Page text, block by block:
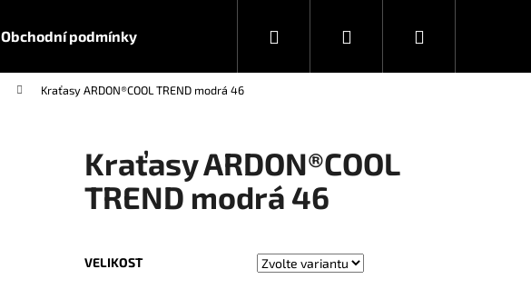
Obchodní podmínky Hledat PřihlášeníNákupní
Kraťasy ARDON®COOL TREND modrá 46
Kraťasy ARDON®COOL
TREND modrá 46
VELIKOST